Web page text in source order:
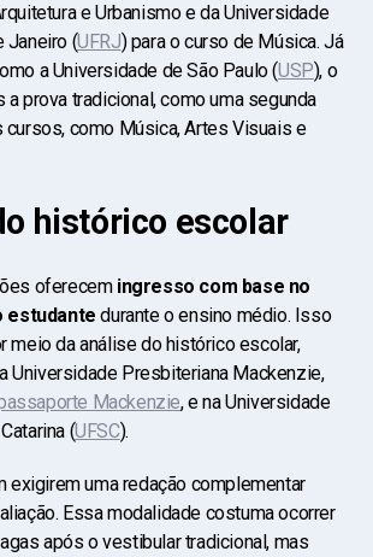
e Urbanismo e da Universidade
Janeiro (UFRJ) para o curso de Música. Já
a Universidade de São Paulo (USP), o
prova tradicional, como uma segunda
cursos, como Música, Artes Visuais e
histórico escolar
oferecem ingresso com base no
estudante durante o ensino médio. Isso
meio da análise do histórico escolar,
Universidade Presbiteriana Mackenzie,
Mackenzie, e naUniversidade
(UFSC).
exigirem uma redação complementar
Essa modalidade costuma ocorrer
após o vestibular tradicional, mas